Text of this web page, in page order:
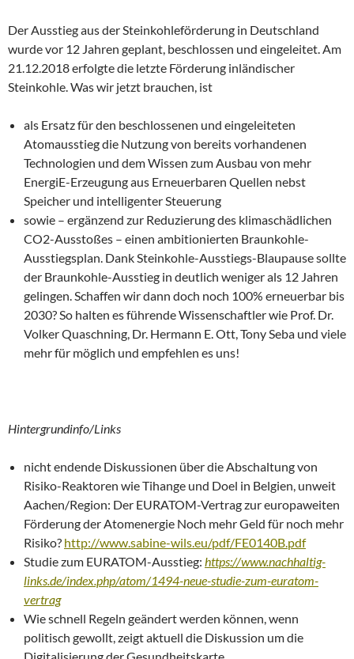
Der Ausstieg aus der Steinkohleförderung in Deutschland
wurde vor 12 Jahren geplant, beschlossen und eingeleitet. Am
21.12.2018 erfolgte die letzte Förderung inländischer
Steinkohle. Was wir jetzt brauchen, ist
als Ersatz für den beschlossenen und eingeleiteten
Atomausstieg die Nutzung von bereits vorhandenen
Technologien und dem Wissen zum Ausbau von mehr
EnergiE-Erzeugung aus Erneuerbaren Quellen nebst
Speicher und intelligenter Steuerung
sowie – ergänzend zur Reduzierung des klimaschädlichen
CO2-Ausstoßes – einen ambitionierten Braunkohle-
Ausstiegsplan. Dank Steinkohle-Ausstiegs-Blaupause sollte
der Braunkohle-Ausstieg in deutlich weniger als 12 Jahren
gelingen. Schaffen wir dann doch noch 100% erneuerbar bis
2030? So halten es führende Wissenschaftler wie Prof. Dr.
Volker Quaschning, Dr. Hermann E. Ott, Tony Seba und viele
mehr für möglich und empfehlen es uns!
Hintergrundinfo/Links
nicht endende Diskussionen über die Abschaltung von
Risiko-Reaktoren wie Tihange und Doel in Belgien, unweit
Aachen/Region: Der EURATOM-Vertrag zur europaweiten
Förderung der Atomenergie Noch mehr Geld für noch mehr
Risiko? http://www.sabine-wils.eu/pdf/FE0140B.pdf
Studie zum EURATOM-Ausstieg: https://www.nachhaltig-
links.de/index.php/atom/1494-neue-studie-zum-euratom-
vertrag
Wie schnell Regeln geändert werden können, wenn
politisch gewollt, zeigt aktuell die Diskussion um die